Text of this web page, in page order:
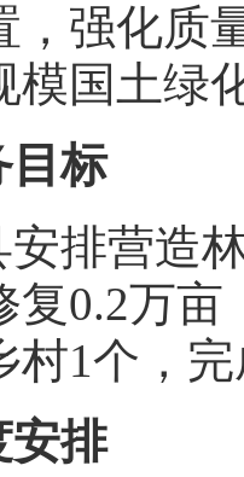
，强化质
模国土绿
目标
排营造
复0.2万
村1个，
安排